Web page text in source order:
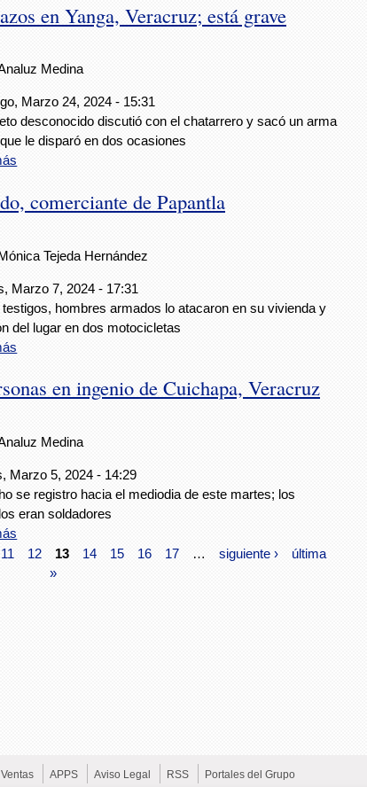
en Yanga, Veracruz; está grave
Medina
Marzo 24, 2024 - 15:31
desconocido discutió con el chatarrero y sacó un arma
le disparó en dos ocasiones
comerciante de Papantla
Tejeda Hernández
Marzo 7, 2024 - 17:31
testigos, hombres armados lo atacaron en su vivienda y
del lugar en dos motocicletas
en ingenio de Cuichapa, Veracruz
Medina
Marzo 5, 2024 - 14:29
se registro hacia el mediodia de este martes; los
eran soldadores
11 12 13 14 15 16 17 siguiente ›
última
»
Ventas APPS Aviso Legal RSS Portales del Grupo